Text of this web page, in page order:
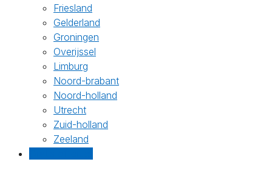
Friesland
Gelderland
Groningen
Overijssel
Limburg
Noord-brabant
Noord-holland
Utrecht
Zuid-holland
Zeeland